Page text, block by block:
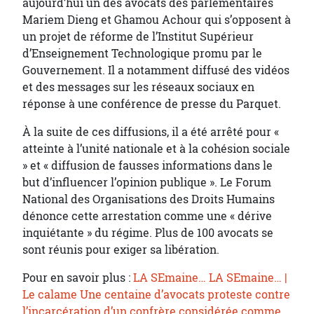
Mariem Dieng et Ghamou Achour qui s’opposent à
un projet de réforme de l’Institut Supérieur
d’Enseignement Technologique promu par le
Gouvernement. Il a notamment diffusé des vidéos
et des messages sur les réseaux sociaux en
réponse à une conférence de presse du Parquet.
À la suite de ces diffusions, il a été arrêté pour «
atteinte à l’unité nationale et à la cohésion sociale
» et « diffusion de fausses informations dans le
but d’influencer l’opinion publique ». Le Forum
National des Organisations des Droits Humains
dénonce cette arrestation comme une « dérive
inquiétante » du régime. Plus de 100 avocats se
sont réunis pour exiger sa libération.
Pour en savoir plus :LA SEmaine… LA SEmaine… |
Le calame Une centaine d’avocats proteste contre